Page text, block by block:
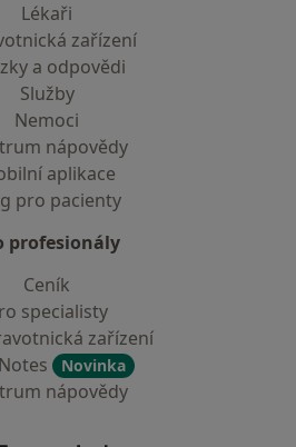
Lékaři
zařízení
a odpovědi
Služby
Nemoci
nápovědy
aplikace
pro pacienty
profesionály
Ceník
specialisty
zařízení
Novinka
nápovědy